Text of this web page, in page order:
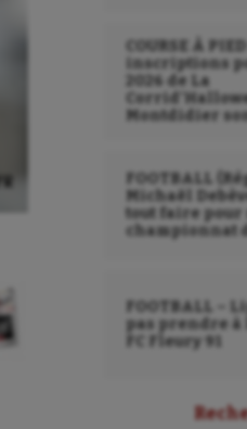
COURSE À
inscriptions
2026 de La
Montdidier
FOOTBALL
Michaël
tout faire
championnat
FOOTBALL –
pas prendre à
FC Fleury 91